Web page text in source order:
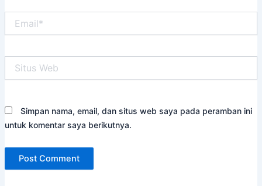
Web
Simpan nama, email, dan situs web saya pada peramban ini
untuk komentar saya berikutnya.